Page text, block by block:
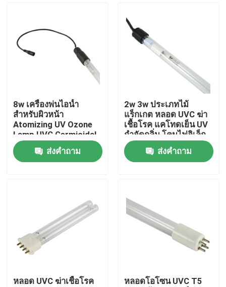
เกี่ยวกับเรา
รายชื่อผู้ติดต่อ
เครื่องนวดตัวที่บ้าน
แผ่นนวดหลัง
เครื่องทำความสะอาดผิวหน้าอย่างล้ำลึก
หัวฉีดออกซิเจนแบบมือถือ
เครื่องฟอกฟันด้วยอัลตราโซนิก
8w เครื่องพ่นไอน้ำ
สำหรับผิวหน้า
Atomizing UV Ozone
Lamp UVC Germicidal
Tubes 254nm
ส่งคำถาม
2w 3w ประเภทไม้
แร็กเกต หลอด UVC ฆ่า
เชื้อโรค แคโทดเย็น UV
กำจัดกลิ่น โคมไฟอิเล็ก
โทรดเย็น
ส่งคำถาม
หลอด UVC ฆ่าเชื้อโรค
หลอดโอโซน UVC T5